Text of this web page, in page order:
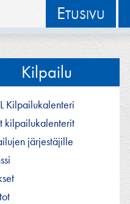
ETUSIVU
Kilpailu
Kilpailukalenteri
kilpailukalenterit
järjestäjille